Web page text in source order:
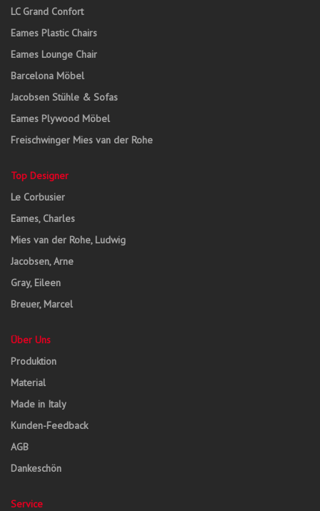
LC Grand Confort
Eames Plastic Chairs
Eames Lounge Chair
Barcelona Möbel
Jacobsen Stühle & Sofas
Eames Plywood Möbel
Freischwinger Mies van der Rohe
Top Designer
Le Corbusier
Eames, Charles
Mies van der Rohe, Ludwig
Jacobsen, Arne
Gray, Eileen
Breuer, Marcel
Über Uns
Produktion
Material
Made in Italy
Kunden-Feedback
AGB
Dankeschön
Service